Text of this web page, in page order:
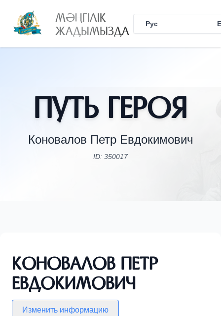
МӘҢГІЛІК
ЖАДЫМЫЗДА Рус
Путь Героя
Коновалов Петр Евдокимович
ID: 350017
Коновалов Петр
Евдокимович
Изменить информацию